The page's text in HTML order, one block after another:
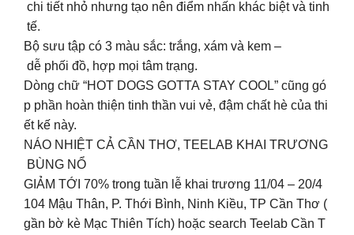
chi tiết nhỏ nhưng tạo nên điểm nhấn khác biệt và tinh
tế.
Bộ sưu tập có 3 màu sắc: trắng, xám và kem –
dễ phối đồ, hợp mọi tâm trạng.
Dòng chữ “HOT DOGS GOTTA STAY COOL” cũng gó
p phần hoàn thiện tinh thần vui vẻ, đậm chất hè của thi
ết kế này.
NÁO NHIỆT CẢ CẦN THƠ, TEELAB KHAI TRƯƠNG
BÙNG NỔ
GIẢM TỚI 70% trong tuần lễ khai trương 11/04 – 20/4
104 Mậu Thân, P. Thới Bình, Ninh Kiều, TP Cần Thơ (
gần bờ kè Mạc Thiên Tích) hoặc search Teelab Cần T